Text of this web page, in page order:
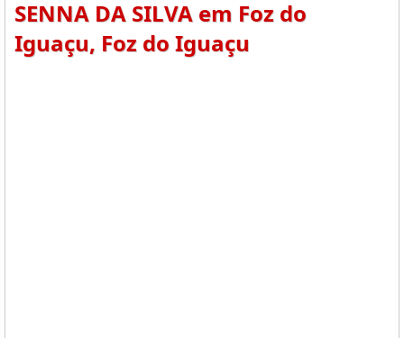
SENNA DA SILVA em Foz do
Iguaçu, Foz do Iguaçu